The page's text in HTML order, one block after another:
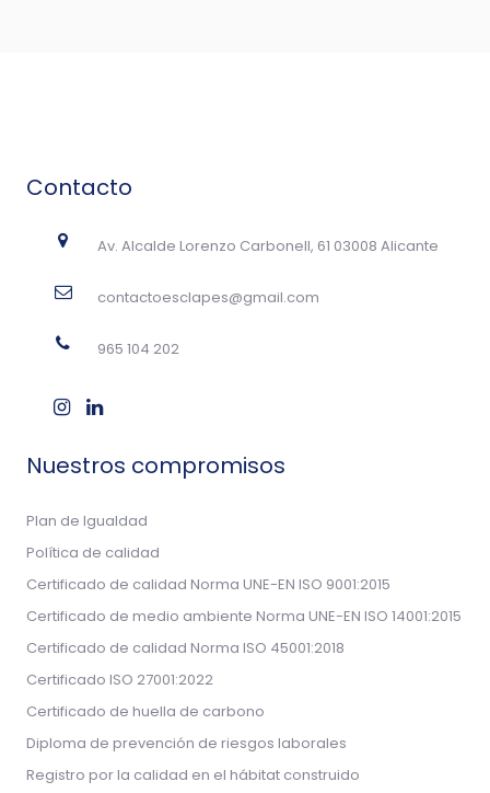
Contacto
Av. Alcalde Lorenzo Carbonell, 61 03008 Alicante
contactoesclapes@gmail.com
965 104 202
Nuestros compromisos
Plan de Igualdad
Política de calidad
Certificado de calidad Norma UNE-EN ISO 9001:2015
Certificado de medio ambiente Norma UNE-EN ISO 14001:2015
Certificado de calidad Norma ISO 45001:2018
Certificado ISO 27001:2022
Certificado de huella de carbono
Diploma de prevención de riesgos laborales
Registro por la calidad en el hábitat construido